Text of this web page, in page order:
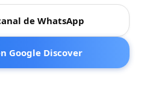
de WhatsApp
Google Discover